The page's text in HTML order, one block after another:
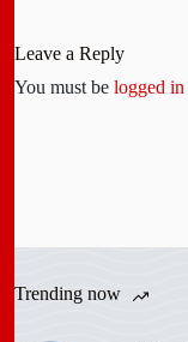
Leave a Reply
You must be logged in
Trending now